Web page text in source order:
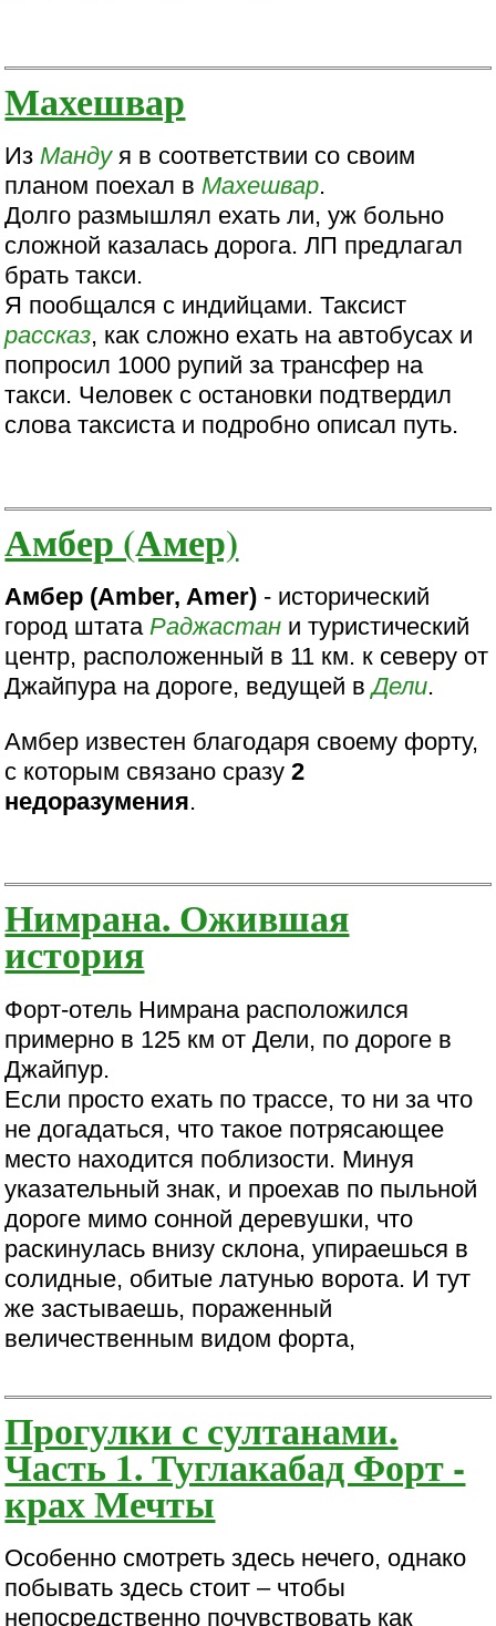
Махешвар
ИзМандуя в соответствии со своим
планом поехал вМахешвар.
Долго размышлял ехать ли, уж больно
сложной казалась дорога. ЛП предлагал
брать такси.
Я пообщался с индийцами. Таксист
рассказ, как сложно ехать на автобусах и
попросил 1000 рупий за трансфер на
такси. Человек с остановки подтвердил
слова таксиста и подробно описал путь.
Амбер (Амер)
Амбер (Amber, Amer) - исторический
город штатаРаджастан и туристический
центр, расположенный в 11 км. к северу от
Джайпура на дороге, ведущей вДели.
Амбер известен благодаря своему форту,
с которым связано сразу2
недоразумения.
Нимрана. Ожившая
история
Форт-отель Нимрана расположился
примерно в 125 км от Дели, по дороге в
Джайпур.
Если просто ехать по трассе, то ни за что
не догадаться, что такое потрясающее
место находится поблизости. Минуя
указательный знак, и проехав по пыльной
дороге мимо сонной деревушки, что
раскинулась внизу склона, упираешься в
солидные, обитые латунью ворота. И тут
же застываешь, пораженный
величественным видом форта,
Прогулки с султанами.
Часть 1. Туглакабад Форт -
крах Мечты
Особенно смотреть здесь нечего, однако
побывать здесь стоит – чтобы
непосредственно почувствовать как